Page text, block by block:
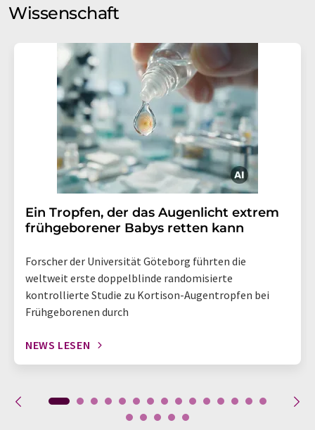
Wissenschaft
Ein Tropfen, der das Augenlicht extrem
frühgeborener Babys retten kann
Forscher der Universität Göteborg führten die
weltweit erste doppelblinde randomisierte
kontrollierte Studie zu Kortison-Augentropfen bei
Frühgeborenen durch
NEWS LESEN